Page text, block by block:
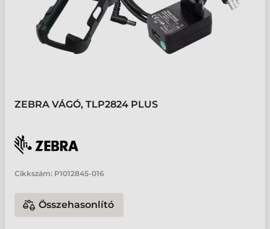
ZEBRA VÁGÓ, TLP2824 PLUS
Cikkszám: P1012845-016
Összehasonlító